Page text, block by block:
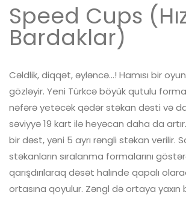
Speed Cups
Bardaklar)
Cəldlik, diqqət, əyləncə...! Hamısı bir
gözləyir. Yeni Türkcə böyük qutulu
nəfərə yetəcək qədər stəkan dəsti və
səviyyə 19 kart ilə heyəcan daha da
bir dəst, yəni 5 ayrı rəngli stəkan verilir.
stəkanların sıralanma formalarını
qarışdırılaraq dəsət halınde qapalı
ortasına qoyulur. Zəngl də ortaya yaxın